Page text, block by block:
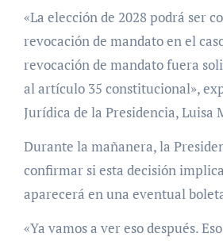
«La elección de 2028 podrá ser
revocación de mandato en el
revocación de mandato fuera
al artículo 35 constitucional»,
Jurídica de la Presidencia, Luisa
Durante la mañanera, la
confirmar si esta decisión
aparecerá en una eventual
«Ya vamos a ver eso después.